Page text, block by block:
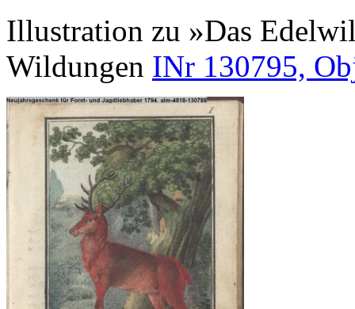
Illustration zu »Das
Wildungen INr 130795,